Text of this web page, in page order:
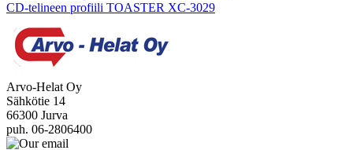
CD-telineen profiili TOASTER XC-3029
Arvo-Helat Oy
Sähkötie 14
66300 Jurva
puh. 06-2806400